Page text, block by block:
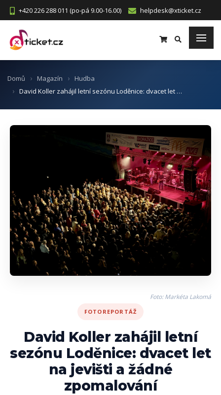
+420 226 288 011 (po-pá 9.00-16.00) helpdesk@xticket.cz
Domů Magazín
Hudba
David Koller zahájil letní sezónu Loděnice: dvacet let …
Foto: Markéta Lakomá
FOTOREPORTÁŽ
David Koller zahájil letní
sezónu Loděnice: dvacet let
na jevišti a žádné
zpomalování